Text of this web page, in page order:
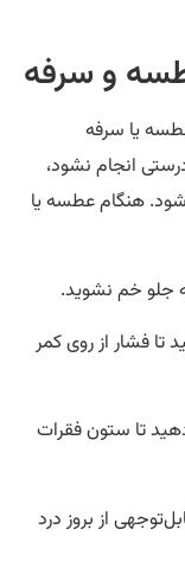
سرفه
انجام نشود،
هنگام عطسه یا
خم نشوید.
از روی کمر
ستون فقرات
از بروز درد